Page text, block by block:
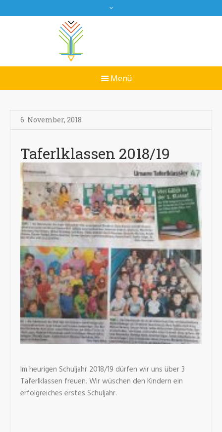
6. November, 2018
Taferlklassen 2018/19
Im heurigen Schuljahr 2018/19 dürfen wir uns über 3
Taferlklassen freuen. Wir wüschen den Kindern ein
erfolgreiches erstes Schuljahr.